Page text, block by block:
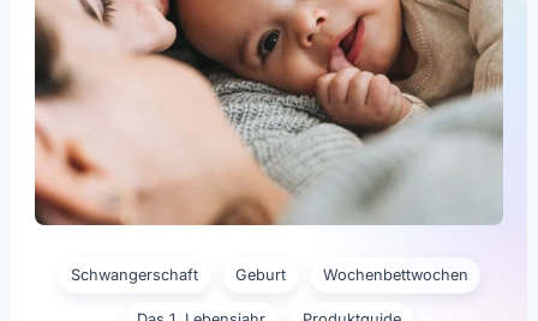
Schwangerschaft Geburt Wochenbettwochen